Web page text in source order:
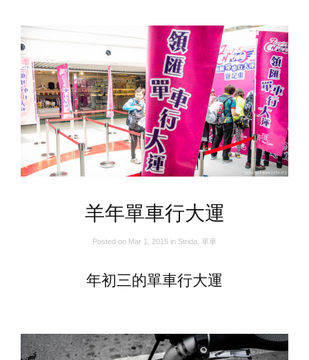
羊年單車行大運
Posted on Mar 1, 2015 in Strida 單車
年初三的單車行大運